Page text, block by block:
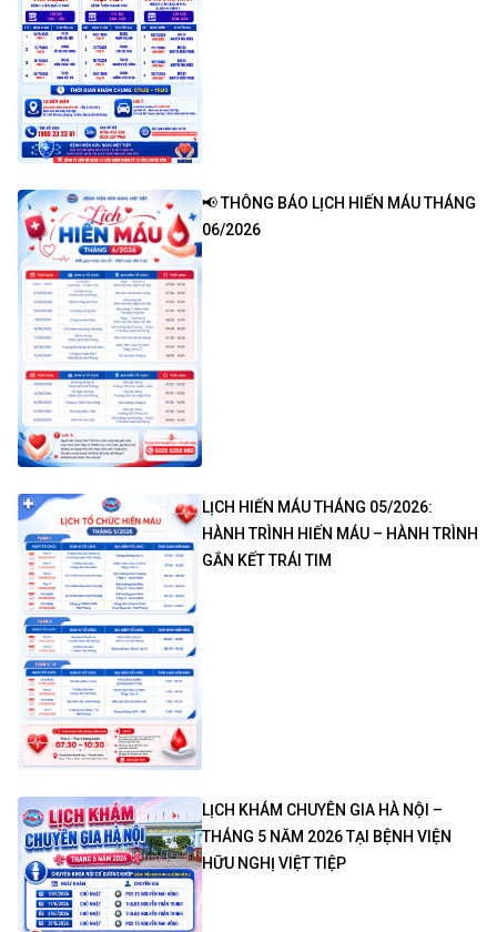
📢 THÔNG BÁO LỊCH HIẾN MÁU THÁNG
06/2026
LỊCH HIẾN MÁU THÁNG 05/2026:
HÀNH TRÌNH HIẾN MÁU – HÀNH TRÌNH
GẮN KẾT TRÁI TIM
LỊCH KHÁM CHUYÊN GIA HÀ NỘI –
THÁNG 5 NĂM 2026 TẠI BỆNH VIỆN
HỮU NGHỊ VIỆT TIỆP